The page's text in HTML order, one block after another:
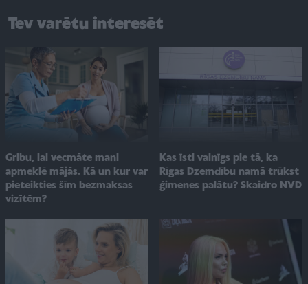
Tev varētu interesēt
Gribu, lai vecmāte mani
apmeklē mājās. Kā un kur var
pieteikties šīm bezmaksas
vizītēm?
Kas īsti vainīgs pie tā, ka
Rīgas Dzemdību namā trūkst
ģimenes palātu? Skaidro NVD